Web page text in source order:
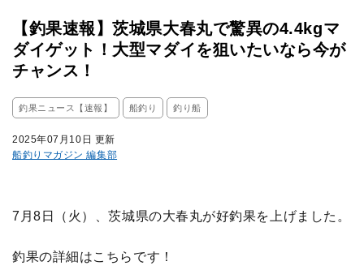
【釣果速報】茨城県大春丸で驚異の4.4kgマ
ダイゲット！大型マダイを狙いたいなら今が
チャンス！
釣果ニュース【速報】 船釣り 釣り船
2025年07月10日 更新
船釣りマガジン 編集部
7月8日（火）、茨城県の大春丸が好釣果を上げました。
釣果の詳細はこちらです！